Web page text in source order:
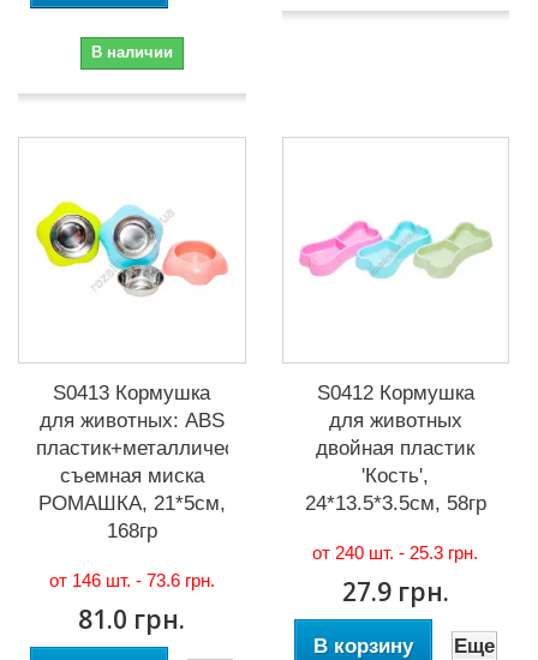
В наличии
S0413 Кормушка
для животных: ABS
пластик+металлическая
съемная миска
РОМАШКА, 21*5см,
168гр
от 146 шт. - 73.6 грн.
81.0 грн.
S0412 Кормушка
для животных
двойная пластик
'Кость',
24*13.5*3.5см, 58гр
от 240 шт. - 25.3 грн.
27.9 грн.
В корзину Еще